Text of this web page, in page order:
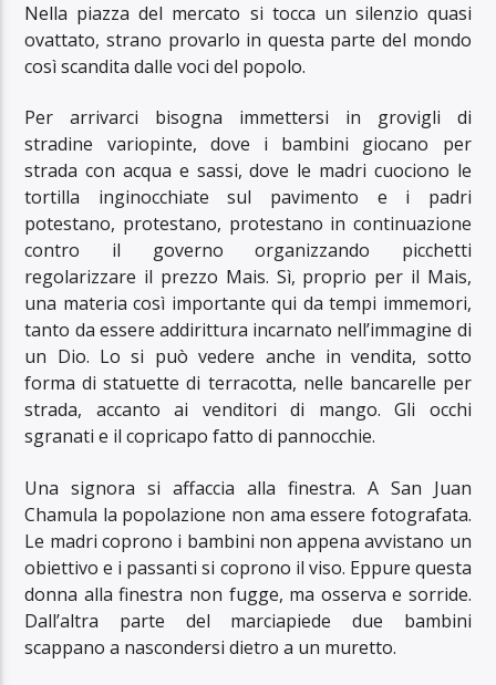
Nella piazza del mercato si tocca un silenzio quasi
ovattato, strano provarlo in questa parte del mondo
così scandita dalle voci del popolo.
Per arrivarci bisogna immettersi in grovigli di
stradine variopinte, dove i bambini giocano per
strada con acqua e sassi, dove le madri cuociono le
tortilla inginocchiate sul pavimento e i padri
potestano, protestano, protestano in continuazione
contro il governo organizzando picchetti
regolarizzare il prezzo Mais. Sì, proprio per il Mais,
una materia così importante qui da tempi immemori,
tanto da essere addirittura incarnato nell’immagine di
un Dio. Lo si può vedere anche in vendita, sotto
forma di statuette di terracotta, nelle bancarelle per
strada, accanto ai venditori di mango. Gli occhi
sgranati e il copricapo fatto di pannocchie.
Una signora si affaccia alla finestra. A San Juan
Chamula la popolazione non ama essere fotografata.
Le madri coprono i bambini non appena avvistano un
obiettivo e i passanti si coprono il viso. Eppure questa
donna alla finestra non fugge, ma osserva e sorride.
Dall’altra parte del marciapiede due bambini
scappano a nascondersi dietro a un muretto.